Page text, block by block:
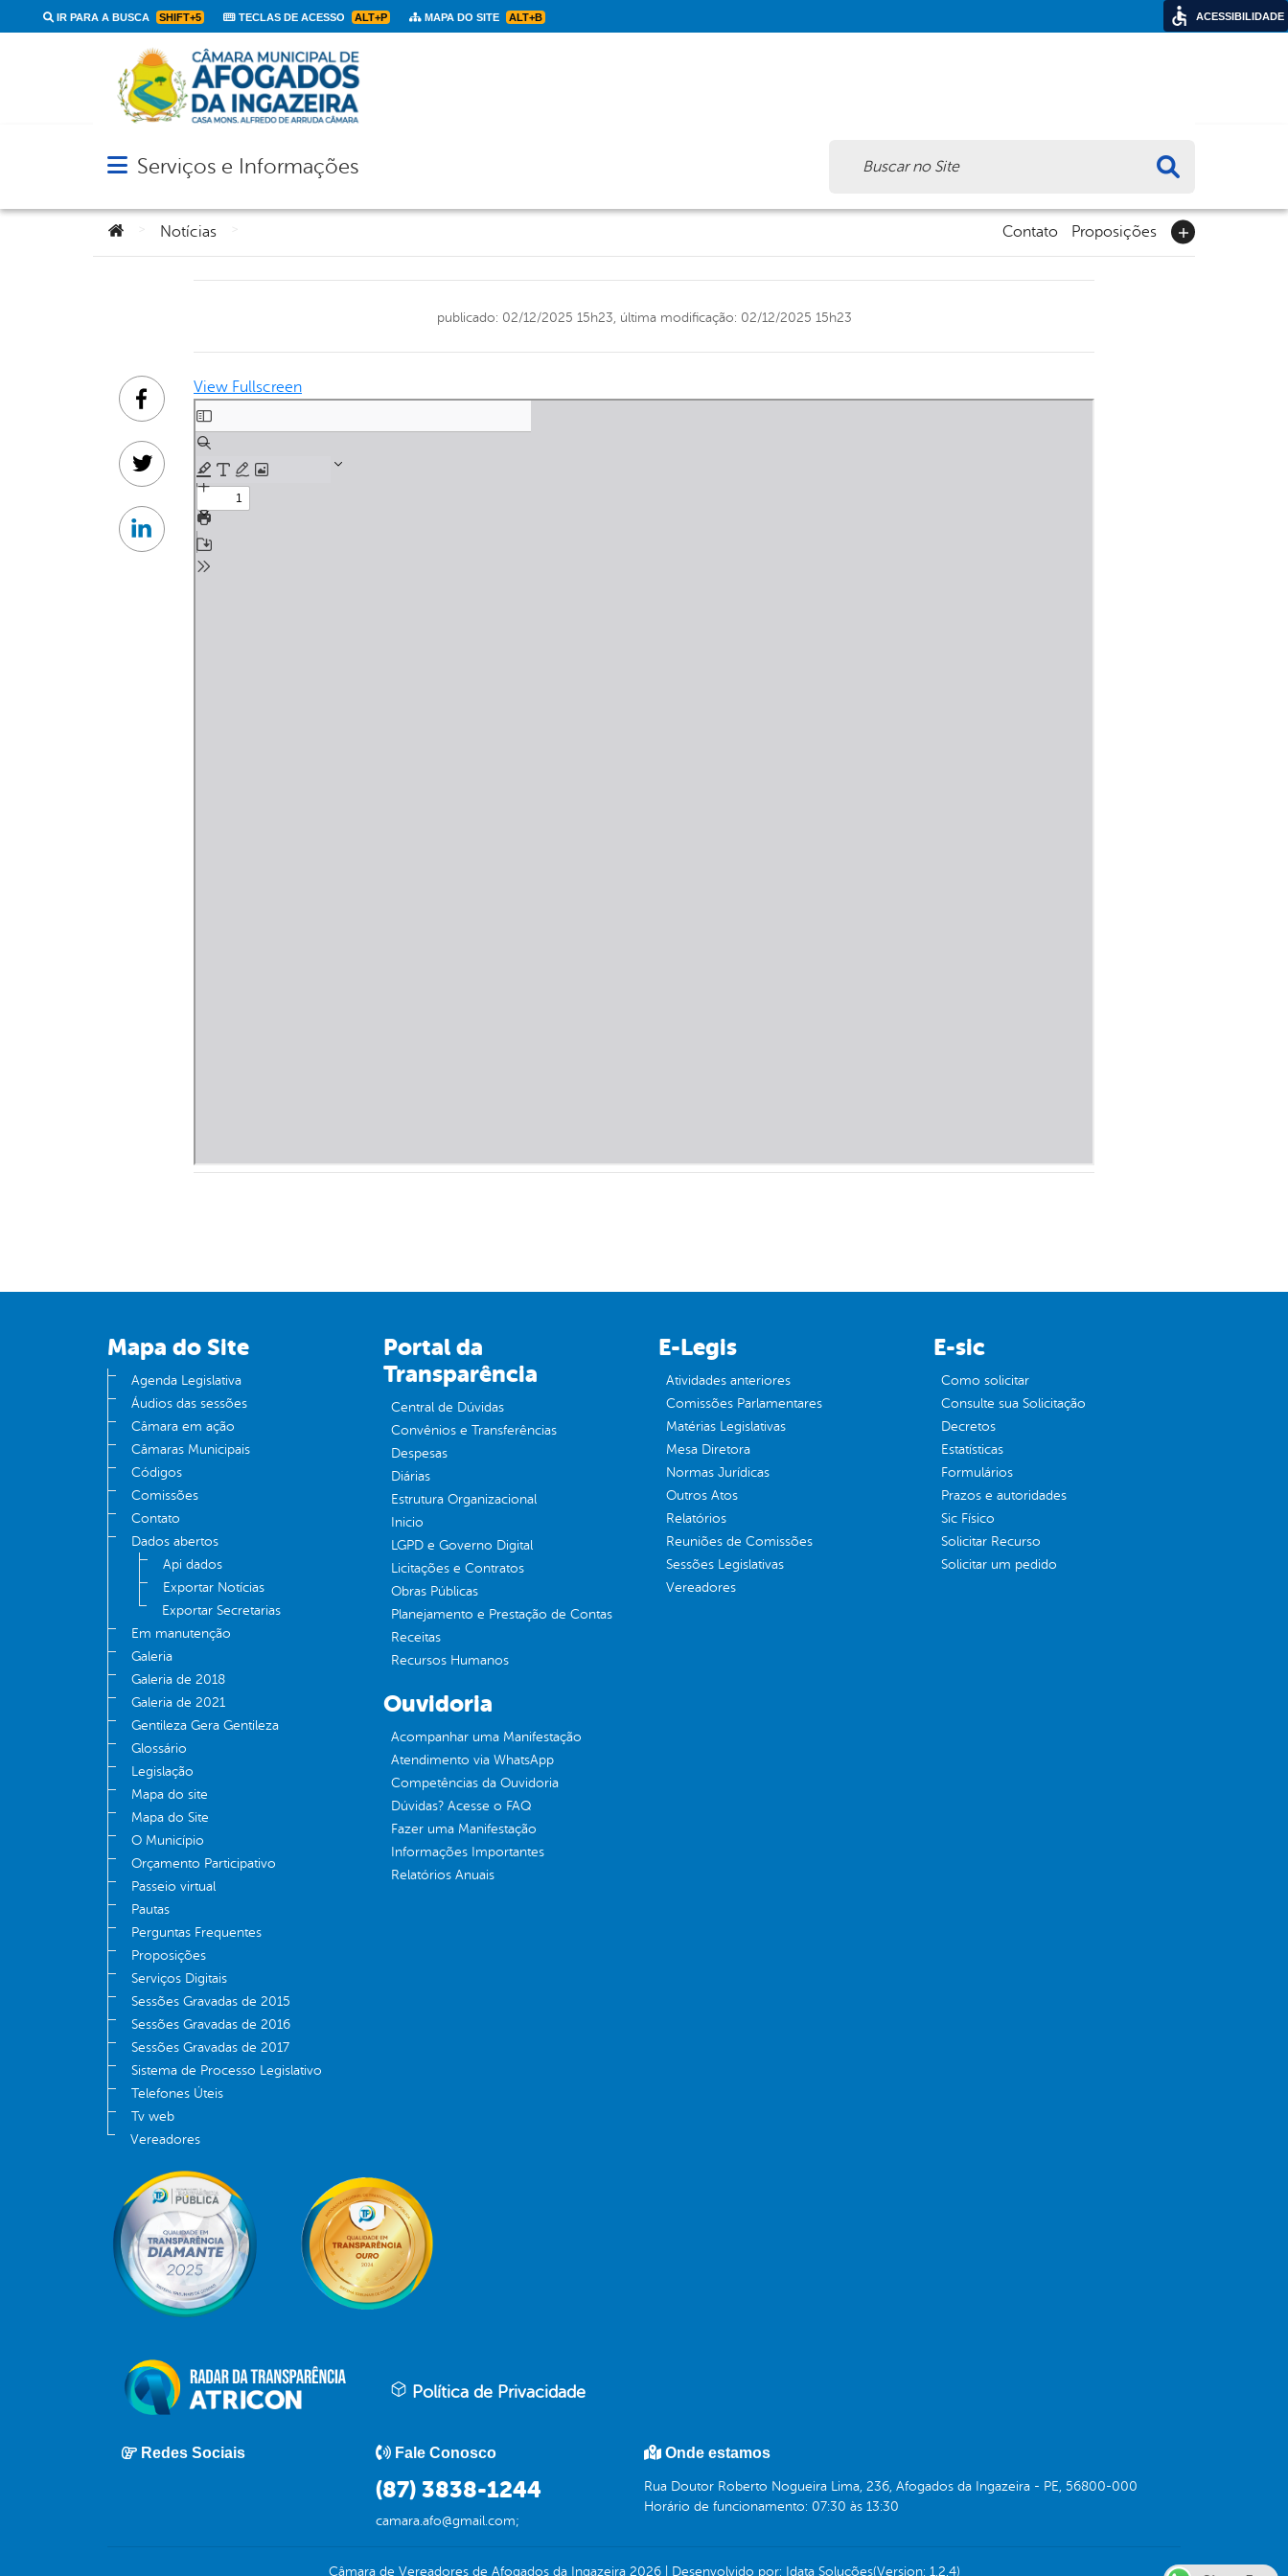
IR PARA A BUSCA SHIFT+5 TECLAS DE ACESSO ALT+P MAPA DO SITE ALT+B
Abrir menu principal de navegação
Serviços e Informações
Você está aqui:
Notícias Contato Proposições
publicado: 02/12/2025 15h23, última modificação: 02/12/2025 15h23
View Fullscreen
Skip to PDF content
Facebook
Twitter
Linkedin
Mapa do Site
Agenda Legislativa
Áudios das sessões
Câmara em ação
Câmaras Municipais
Códigos
Comissões
Contato
Dados abertos
Api dados
Exportar Notícias
Exportar Secretarias
Em manutenção
Galeria
Galeria de 2018
Galeria de 2021
Gentileza Gera Gentileza
Glossário
Legislação
Mapa do site
Mapa do Site
O Município
Orçamento Participativo
Passeio virtual
Pautas
Perguntas Frequentes
Proposições
Serviços Digitais
Sessões Gravadas de 2015
Sessões Gravadas de 2016
Sessões Gravadas de 2017
Sistema de Processo Legislativo
Telefones Úteis
Tv web
Vereadores
Portal da
Transparência
Central de Dúvidas
Convênios e Transferências
Despesas
Diárias
Estrutura Organizacional
Inicio
LGPD e Governo Digital
Licitações e Contratos
Obras Públicas
Planejamento e Prestação de Contas
Receitas
Recursos Humanos
E-Legis
Atividades anteriores
Comissões Parlamentares
Matérias Legislativas
Mesa Diretora
Normas Jurídicas
Outros Atos
Relatórios
Reuniões de Comissões
Sessões Legislativas
Vereadores
E-sic
Como solicitar
Consulte sua Solicitação
Decretos
Estatísticas
Formulários
Prazos e autoridades
Sic Físico
Solicitar Recurso
Solicitar um pedido
Ouvidoria
Acompanhar uma Manifestação
Atendimento via WhatsApp
Competências da Ouvidoria
Dúvidas? Acesse o FAQ
Fazer uma Manifestação
Informações Importantes
Relatórios Anuais
Política de Privacidade
Redes Sociais Fale Conosco
(87) 3838-1244
camara.afo@gmail.com;
Onde estamos
Rua Doutor Roberto Nogueira Lima, 236, Afogados da Ingazeira - PE, 56800-000
Horário de funcionamento: 07:30 às 13:30
Câmara de Vereadores de Afogados da Ingazeira2026| Desenvolvido por: Idata Soluções(Version: 1.2.4)
ACESSIBILIDADE